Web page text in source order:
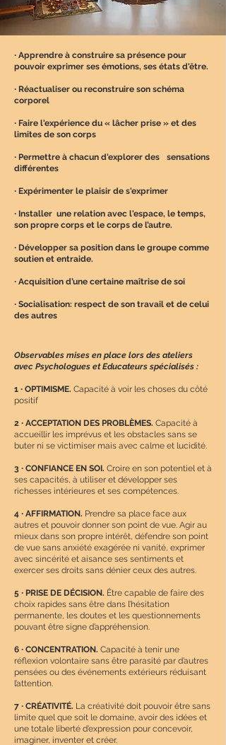
∙ Apprendre à construire sa présence pour
pouvoir exprimer ses émotions, ses états d'être.
∙ Réactualiser ou reconstruire son schéma
corporel
∙ Faire l'expérience du « lâcher prise » et des
limites de son corps
∙ Permettre à chacun d'explorer des sensations
différentes
∙ Expérimenter le plaisir de s'exprimer
∙ Installer une relation avec l'espace, le temps,
son propre corps et le corps de l’autre.
∙ Développer sa position dans le groupe comme
soutien et entraide.
∙ Acquisition d’une certaine maîtrise de soi
∙ Socialisation: respect de son travail et de celui
des autres
Observables mises en place lors des ateliers
avec Psychologues et Educateurs spécialisés :
1 ∙ OPTIMISME. Capacité à voir les choses du côté
positif
2 ∙ ACCEPTATION DES PROBLÈMES. Capacité à
accueillir les imprévus et les obstacles sans se
buter ni se victimiser mais avec calme et lucidité.
3 ∙ CONFIANCE EN SOI. Croire en son potentiel et à
ses capacités, à utiliser et développer ses
richesses intérieures et ses compétences.
4 ∙ AFFIRMATION. Prendre sa place face aux
autres et pouvoir donner son point de vue. Agir au
mieux dans son propre intérêt, défendre son point
de vue sans anxiété exagérée ni vanité, exprimer
avec sincérité et aisance ses sentiments et
exercer ses droits sans dénier ceux des autres.
5 ∙ PRISE DE DÉCISION. Être capable de faire des
choix rapides sans être dans l’hésitation
permanente, les doutes et les questionnements
pouvant être signe d’appréhension.
6 ∙ CONCENTRATION. Capacité à tenir une
réflexion volontaire sans être parasité par d’autres
pensées ou des événements extérieurs réduisant
l’attention.
7 ∙ CRÉATIVITÉ. La créativité doit pouvoir être sans
limite quel que soit le domaine, avoir des idées et
une totale liberté d’expression pour concevoir,
imaginer, inventer et créer.